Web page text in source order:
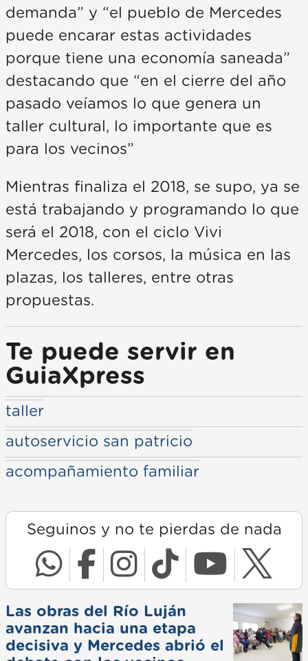
demanda” y “el pueblo de Mercedes
puede encarar estas actividades
porque tiene una economía saneada”
destacando que “en el cierre del año
pasado veíamos lo que genera un
taller cultural, lo importante que es
para los vecinos”
Mientras finaliza el 2018, se supo, ya se
está trabajando y programando lo que
será el 2018, con el ciclo Vivi
Mercedes, los corsos, la música en las
plazas, los talleres, entre otras
propuestas.
Te puede servir en
GuiaXpress
taller
autoservicio san patricio
acompañamiento familiar
Seguinos y no te pierdas de nada
Las obras del Río Luján
avanzan hacia una etapa
decisiva y Mercedes abrió el